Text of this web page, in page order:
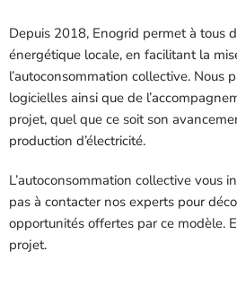
Depuis 2018, Enogrid permet à tous
énergétique locale, en facilitant la
l’autoconsommation collective. Nous
logicielles ainsi que de
projet, quel que ce soit son
production d’électricité.
L’autoconsommation collective vous
pas à contacter nos experts pour
opportunités offertes par ce modèle.
projet.